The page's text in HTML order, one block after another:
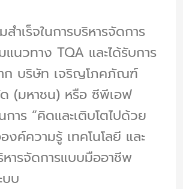
ำเร็จในการบริหารจัดการ
นวทาง TQA และได้รับการ
ก บริษัท เจริญโภคภัณฑ์
ด (มหาชน) หรือ ซีพีเอฟ
การ “คิดและเติบโตไปด้วย
ค์ความรู้ เทคโนโลยี และ
หารจัดการแบบมืออาชีพ
บบ